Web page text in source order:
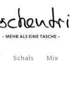
Schals Mix